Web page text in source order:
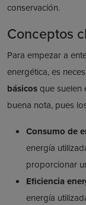
conservación.
Conceptos
Para empezar a
energética, es
básicosque suelen
buena nota, pues
Consumo de
energía
proporcionar
Eficiencia
energía